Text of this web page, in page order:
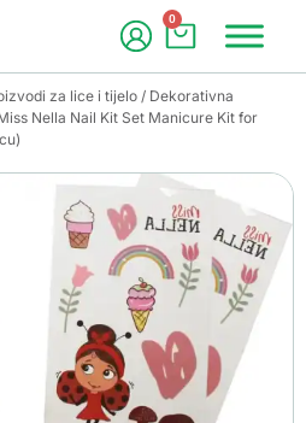
0
za lice i tijelo / Dekorativna
Nella Nail Kit Set Manicure Kit for